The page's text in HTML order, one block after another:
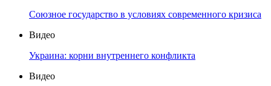
Союзное государство в условиях современного кризиса
Видео
Украина: корни внутреннего конфликта
Видео